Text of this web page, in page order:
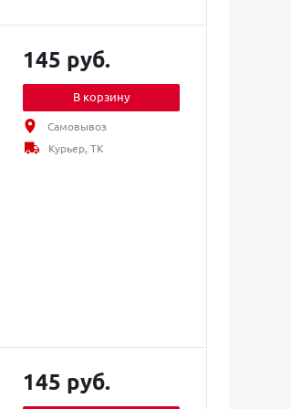
145 руб.
В корзину
Самовывоз
Курьер, ТК
145 руб.